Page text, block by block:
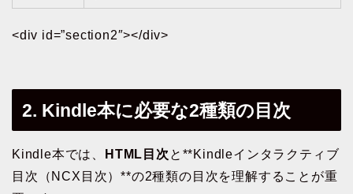
<div id=”section2″></div>
2. Kindle本に必要な2種類の目次
Kindle本では、 HTML目次 と**Kindleインタラクティブ
目次（NCX目次）**の2種類の目次を理解することが重